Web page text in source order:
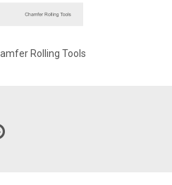
Rolling Tools